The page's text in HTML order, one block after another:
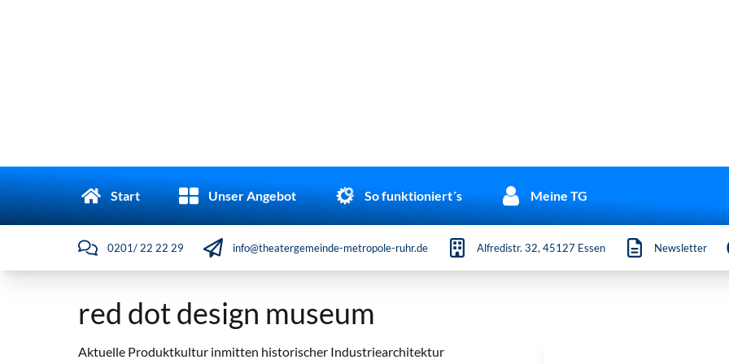
Start Unser Angebot So funktioniert´s Meine TG
0201/ 22 22 29 info@theatergemeinde-metropole-ruhr.de Alfredistr. 32, 45127 Essen Newsletter
red dot design museum
Aktuelle Produktkultur inmitten historischer Industriearchitektur